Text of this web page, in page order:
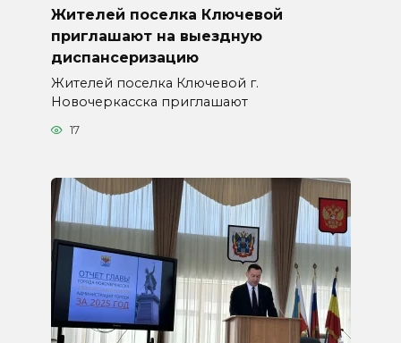
Жителей поселка Ключевой
приглашают на выездную
диспансеризацию
Жителей поселка Ключевой г.
Новочеркасска приглашают
17